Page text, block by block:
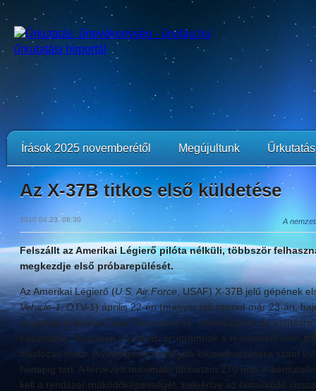
Írások 2025 novemberétől Megújultunk
Az X-37B titkos első küldetése
2010.04.23. 08:30 A
Felszállt az Amerikai Légierő pilóta nélküli, többször
megkezdje első próbarepülését.
Az Amerikai Légierő (U.S. Air Force, USAF) X-37B jelű gépének
Vehicle-1, OTV-1) április 22-én (magyar idő szerint már 23-án,
magasba a floridai Cape Canaveral 41. startállásáról. Az
használtak. Magának a kutatási programnak a részleteiről nem
titkolózás övezi. A védelmi technológiák kikísérletezésére szánt
hónapig tart. A tervezett maximális időtartam 270 nap. A
kell a rendszer működőképességét, beleértve az önműködő